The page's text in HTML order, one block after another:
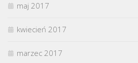
maj 2017
kwiecień 2017
marzec 2017